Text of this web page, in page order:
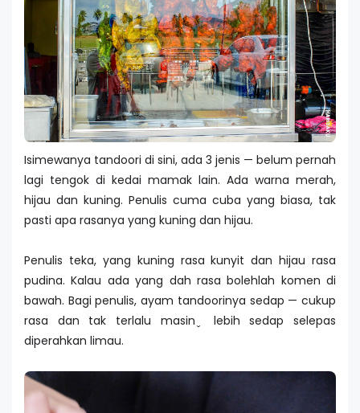
Isimewanya tandoori di sini, ada 3 jenis — belum pernah
lagi tengok di kedai mamak lain. Ada warna merah,
hijau dan kuning. Penulis cuma cuba yang biasa, tak
pasti apa rasanya yang kuning dan hijau.
Penulis teka, yang kuning rasa kunyit dan hijau rasa
pudina. Kalau ada yang dah rasa bolehlah komen di
bawah. Bagi penulis, ayam tandoorinya sedap — cukup
rasa dan tak terlalu masin ̬ lebih sedap selepas
diperahkan limau.